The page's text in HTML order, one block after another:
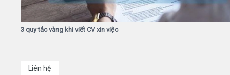
3 quy tắc vàng khi viết CV xin việc
Liên hệ